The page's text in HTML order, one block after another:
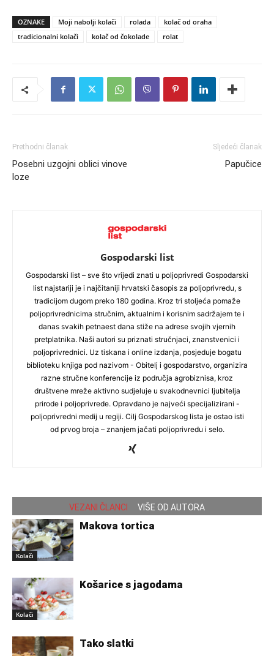
OZNAKE Moji nabolji kolači rolada
kolač od oraha
tradicionalni kolači
kolač od čokolade rolat
Prethodni članak
Posebni uzgojni oblici vinove
loze
Sljedeći članak
Papučice
Gospodarski list
Gospodarski list – sve što vrijedi znati u poljoprivredi Gospodarski
list najstariji je i najčitaniji hrvatski časopis za poljoprivredu, s
tradicijom dugom preko 180 godina. Kroz tri stoljeća pomaže
poljoprivrednicima stručnim, aktualnim i korisnim sadržajem te i
danas svakih petnaest dana stiže na adrese svojih vjernih
pretplatnika. Naši autori su priznati stručnjaci, znanstvenici i
poljoprivrednici. Uz tiskana i online izdanja, posjeduje bogatu
biblioteku knjiga pod nazivom - Obitelj i gospodarstvo, organizira
razne stručne konferencije iz područja agrobiznisa, kroz
društvene mreže aktivno sudjeluje u svakodnevnici ljubitelja
prirode i poljoprivrede. Opravdano je najveći specijalizirani -
poljoprivredni medij u regiji. Cilj Gospodarskog lista je ostao isti
od prvog broja – znanjem jačati poljoprivredu i selo.
VEZANI ČLANCI VIŠE OD AUTORA
Kolači
Makova tortica
Kolači
Košarice s jagodama
Tako slatki